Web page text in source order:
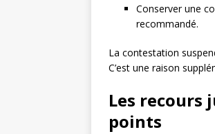
Conserver une
recommandé.
La contestation
C’est une raison
Les recours
points